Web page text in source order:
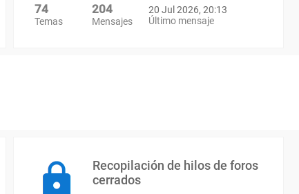
74
Temas
204
Mensajes
20 Jul 2026, 20:13
Último mensaje
Recopilación de hilos de foros
cerrados